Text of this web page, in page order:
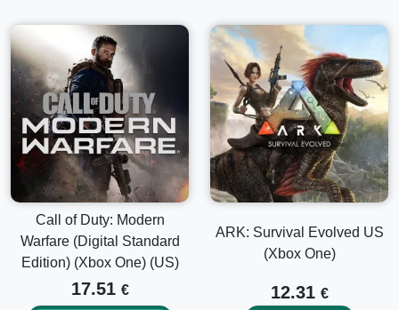
Call of Duty: Modern
Warfare (Digital Standard
Edition) (Xbox One) (US)
17.51 €
ARK: Survival Evolved US
(Xbox One)
12.31 €